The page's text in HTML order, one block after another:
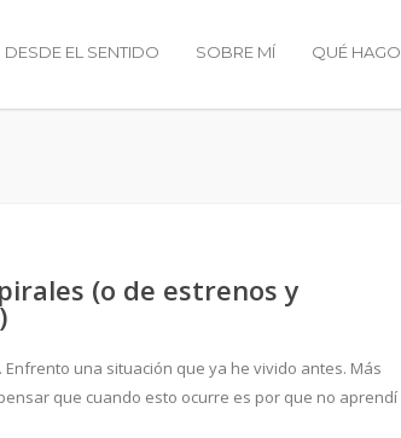
DESDE EL SENTIDO SOBRE MÍ QUÉ HAGO
(o de estrenos y
Enfrento una situación que ya he vivido antes. Más
que cuando esto ocurre es por que no aprendí